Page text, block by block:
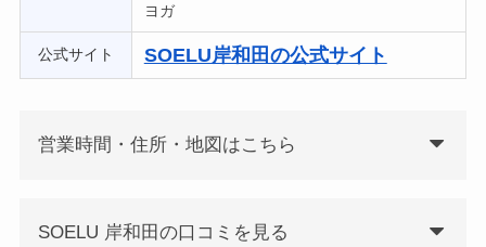
ヨガ
公式サイト SOELU岸和田の公式サイト
営業時間・住所・地図はこちら
SOELU 岸和田の口コミを見る